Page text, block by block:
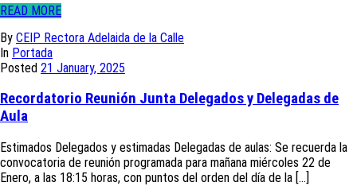
READ MORE
By CEIP Rectora Adelaida de la Calle
In Portada
Posted 21 January, 2025
Recordatorio Reunión Junta Delegados y Delegadas de
Aula
Estimados Delegados y estimadas Delegadas de aulas: Se recuerda la
convocatoria de reunión programada para mañana miércoles 22 de
Enero, a las 18:15 horas, con puntos del orden del día de la [...]